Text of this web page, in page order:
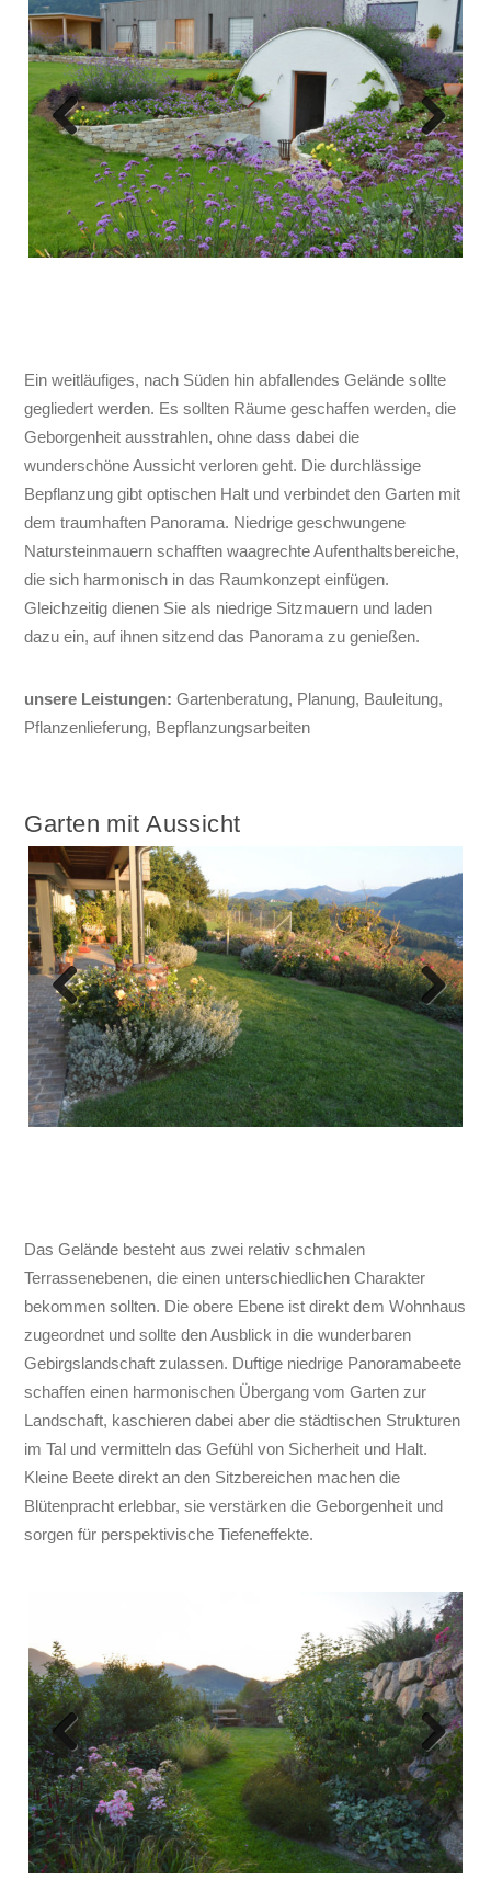
Previous Next
Ein weitläufiges, nach Süden hin abfallendes Gelände sollte
gegliedert werden. Es sollten Räume geschaffen werden, die
Geborgenheit ausstrahlen, ohne dass dabei die
wunderschöne Aussicht verloren geht. Die durchlässige
Bepflanzung gibt optischen Halt und verbindet den Garten mit
dem traumhaften Panorama. Niedrige geschwungene
Natursteinmauern schafften waagrechte Aufenthaltsbereiche,
die sich harmonisch in das Raumkonzept einfügen.
Gleichzeitig dienen Sie als niedrige Sitzmauern und laden
dazu ein, auf ihnen sitzend das Panorama zu genießen.
unsere Leistungen: Gartenberatung, Planung, Bauleitung,
Pflanzenlieferung, Bepflanzungsarbeiten
Garten mit Aussicht
Previous Next
Das Gelände besteht aus zwei relativ schmalen
Terrassenebenen, die einen unterschiedlichen Charakter
bekommen sollten. Die obere Ebene ist direkt dem Wohnhaus
zugeordnet und sollte den Ausblick in die wunderbaren
Gebirgslandschaft zulassen. Duftige niedrige Panoramabeete
schaffen einen harmonischen Übergang vom Garten zur
Landschaft, kaschieren dabei aber die städtischen Strukturen
im Tal und vermitteln das Gefühl von Sicherheit und Halt.
Kleine Beete direkt an den Sitzbereichen machen die
Blütenpracht erlebbar, sie verstärken die Geborgenheit und
sorgen für perspektivische Tiefeneffekte.
Previous Next